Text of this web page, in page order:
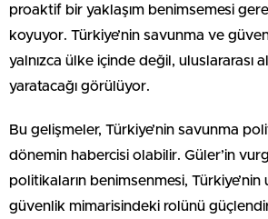
proaktif bir yaklaşım benimsemesi
koyuyor. Türkiye’nin savunma ve
yalnızca ülke içinde değil, uluslararası
yaratacağı görülüyor.
Bu gelişmeler, Türkiye’nin savunma
dönemin habercisi olabilir. Güler’in
politikaların benimsenmesi, Türkiye’nin
güvenlik mimarisindeki rolünü